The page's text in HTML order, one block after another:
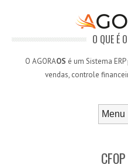
O QUE É
O AGORAOS é um Sistema
vendas, controle